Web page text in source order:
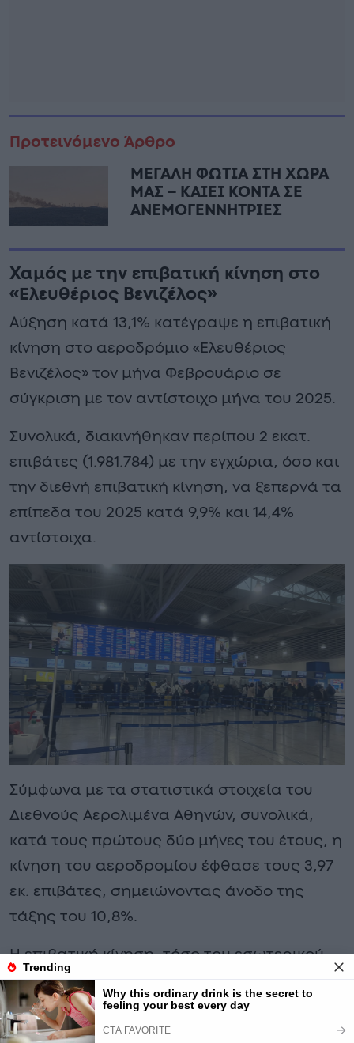
Προτεινόμενο Άρθρο
ΜΕΓΑΛΗ ΦΩΤΙΑ ΣΤΗ ΧΩΡΑ
ΜΑΣ – ΚΑΙΕΙ ΚΟΝΤΑ ΣΕ
ΑΝΕΜΟΓΕΝΝΗΤΡΙΕΣ
Χαμός με την επιβατική κίνηση στο
«Ελευθέριος Βενιζέλος»
Αύξηση κατά 13,1% κατέγραψε η επιβατική
κίνηση στο αεροδρόμιο «Ελευθέριος
Βενιζέλος» τον μήνα Φεβρουάριο σε
σύγκριση με τον αντίστοιχο μήνα του 2025.
Συνολικά, διακινήθηκαν περίπου 2 εκατ.
επιβάτες (1.981.784) με την εγχώρια, όσο και
την διεθνή επιβατική κίνηση, να ξεπερνά τα
επίπεδα του 2025 κατά 9,9% και 14,4%
αντίστοιχα.
Σύμφωνα με τα στατιστικά στοιχεία του
Διεθνούς Αερολιμένα Αθηνών, συνολικά,
κατά τους πρώτους δύο μήνες του έτους, η
κίνηση του αεροδρομίου έφθασε τους 3,97
εκ. επιβάτες, σημειώνοντας άνοδο της
τάξης του 10,8%.
Η επιβατική κίνηση, τόσο του εσωτερικού,
όσο και του εξωτερικού, παρουσίασε
αύξηση της τάξης των 8,5% και 11,7%
αντίστοιχα.